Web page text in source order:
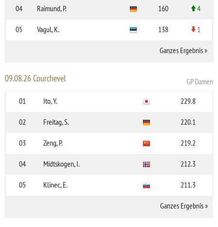
04 Raimund, P. 160 4
05 Vagul, K. 138 1
Ganzes Ergebnis»
09.08.26 Courchevel
GP Damen
01
Ito, Y. 229.8
02 Freitag, S. 220.1
03 Zeng, P. 219.2
04 Midtskogen, I. 212.3
05 Klinec, E. 211.3
Ganzes Ergebnis»